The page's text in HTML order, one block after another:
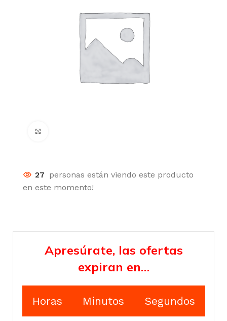
27 personas están viendo este producto
en este momento!
Apresúrate, las ofertas
expiran en…
Horas Minutos Segundos